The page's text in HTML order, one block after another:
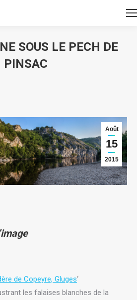
SOUS LE PECH DE
PINSAC
Août
15
2015
de Copeyre, Gluges‘
les falaises blanches de la